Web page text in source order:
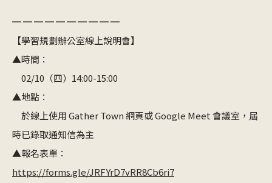
═ ═ ═ ═ ═ ═ ═ ═ ═ ═
【學習規劃辦公室線上說明會】
▲時間：
02/10（四）14:00-15:00
▲地點：
於線上使用 Gather Town 網頁或 Google Meet 會議室，屆
時已錄取通知信為主
▲報名表單：
https://forms.gle/JRFYrD7vRR8Cb6ri7